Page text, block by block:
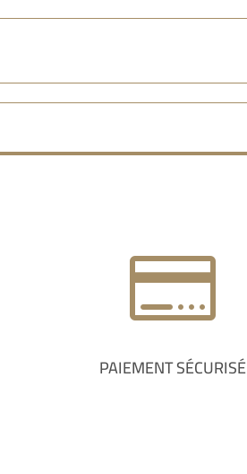

PAIEMENT SÉCURISÉ